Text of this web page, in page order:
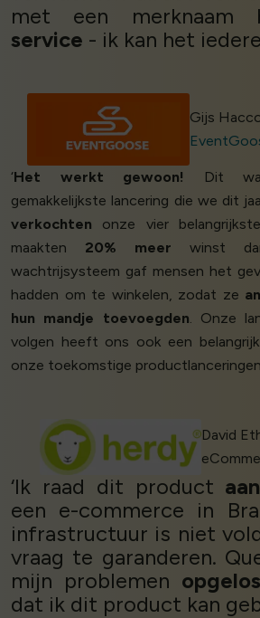
met een merknaam
service - ik kan het
Gijs
‘Het werkt gewoon! Dit
gemakkelijkste lancering die we dit
verkochten onze vier
maakten 20% meer winst
wachtrijsysteem gaf mensen het
hadden om te winkelen, zodat ze
hun mandje toevoegden. Onze
volgen heeft ons ook een belangrijk
onze toekomstige
David
‘Ik raad dit product aan
een e-commerce in
infrastructuur is niet
vraag te garanderen.
mijn problemen
dat ik dit product kan